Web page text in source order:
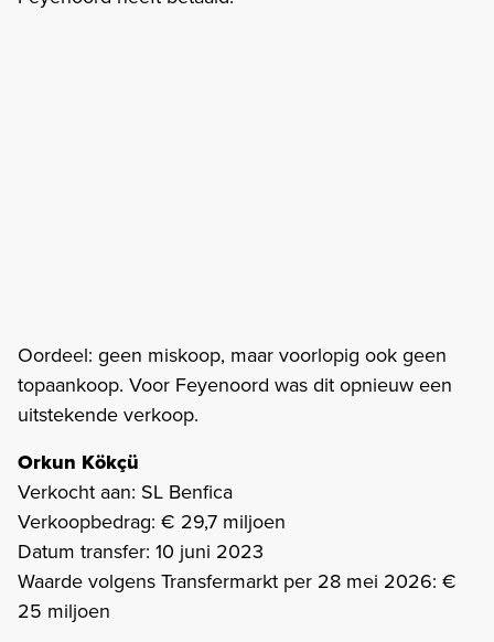
Oordeel: geen miskoop, maar voorlopig ook geen
topaankoop. Voor Feyenoord was dit opnieuw een
uitstekende verkoop.
Orkun Kökçü
Verkocht aan: SL Benfica
Verkoopbedrag: € 29,7 miljoen
Datum transfer: 10 juni 2023
Waarde volgens Transfermarkt per 28 mei 2026: €
25 miljoen